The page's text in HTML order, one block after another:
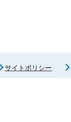
サイトポリシー